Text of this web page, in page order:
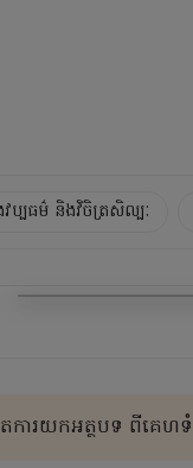
ប្បធម៌ និងវិចិត្រសិល្បៈ
ការយកអត្ថបទ ពីគេហទំ